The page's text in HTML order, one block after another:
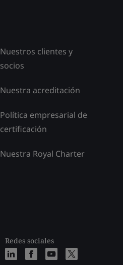
Nuestros clientes y
socios
Nuestra acreditación
Política empresarial de
certificación
Nuestra Royal Charter
Redes sociales